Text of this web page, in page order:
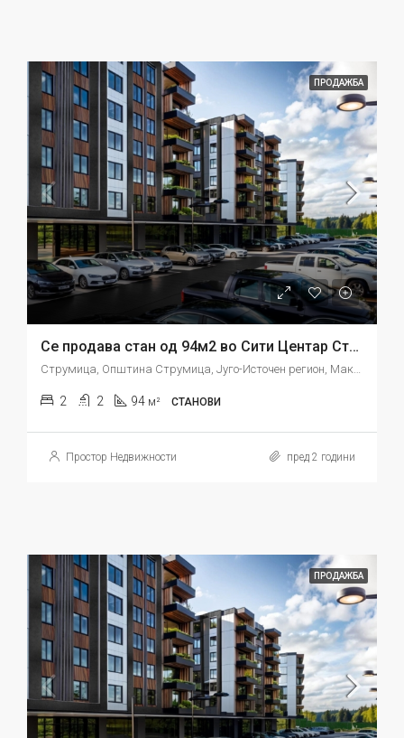
ПРОДАЖБА
Се продава стан од 94м2 во Сити Центар Струмица
Струмица, Општина Струмица, Југо-Источен регион, Македонија
2 2 94 м² СТАНОВИ
Простор Недвижности пред 2 години
ПРОДАЖБА